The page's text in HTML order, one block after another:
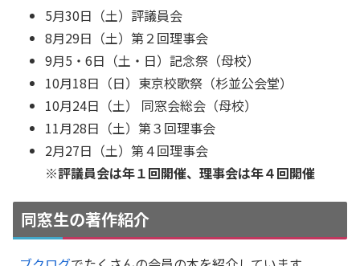
5月30日（土）評議員会
8月29日（土）第２回理事会
9月5・6日（土・日）記念祭（母校）
10月18日（日）東京校歌祭（杉並公会堂）
10月24日（土） 同窓会総会（母校）
11月28日（土）第３回理事会
2月27日（土）第４回理事会
※評議員会は年１回開催、理事会は年４回開催
同窓生の著作紹介